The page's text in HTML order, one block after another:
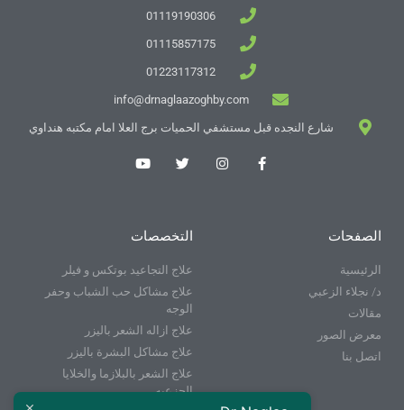
01119190306
01115857175
01223117312
info@drnaglaazoghby.com
شارع النجده قبل مستشفي الحميات برج العلا امام مكتبه هنداوي
الصفحات
الرئيسية
د/ نجلاء الزعبي
مقالات
معرض الصور
اتصل بنا
التخصصات
علاج التجاعيد بوتكس و فيلر
علاج مشاكل حب الشباب وحفر
الوجه
علاج ازاله الشعر باليزر
علاج مشاكل البشرة باليزر
علاج الشعر بالبلازما والخلايا
الجزعيه